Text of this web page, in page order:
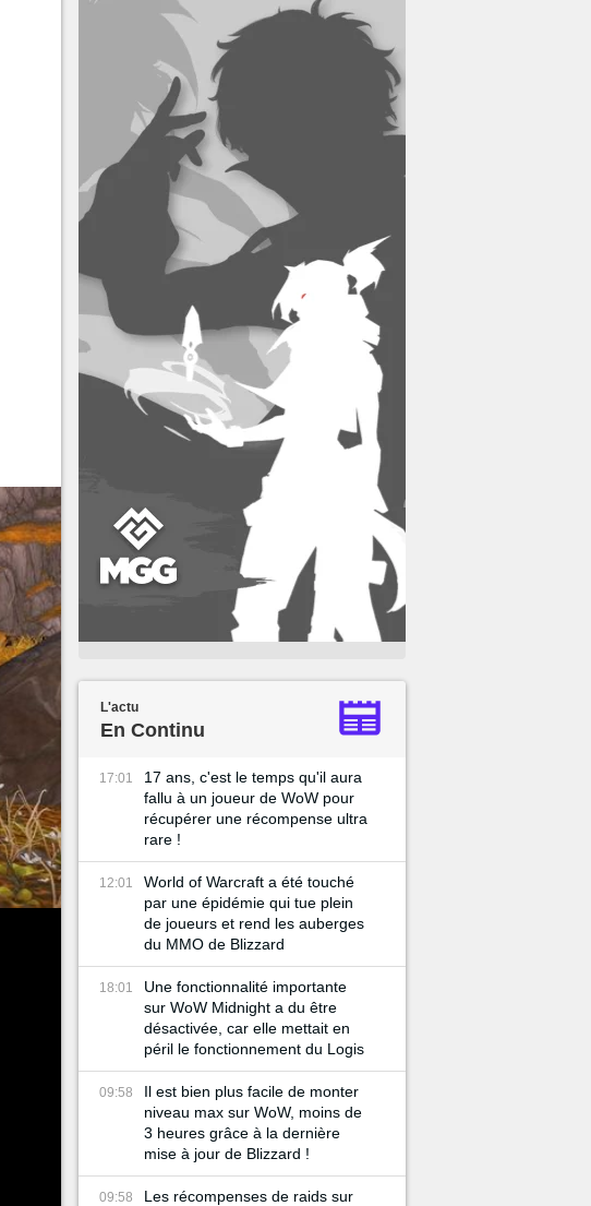
L'actu
En Continu
17:01
17 ans, c'est le temps qu'il aura
fallu à un joueur de WoW pour
récupérer une récompense ultra
rare !
12:01
World of Warcraft a été touché
par une épidémie qui tue plein
de joueurs et rend les auberges
du MMO de Blizzard
18:01
Une fonctionnalité importante
sur WoW Midnight a du être
désactivée, car elle mettait en
péril le fonctionnement du Logis
09:58
Il est bien plus facile de monter
niveau max sur WoW, moins de
3 heures grâce à la dernière
mise à jour de Blizzard !
09:58
Les récompenses de raids sur